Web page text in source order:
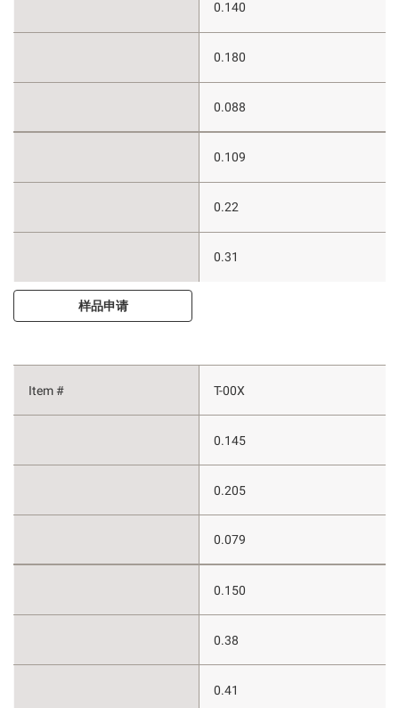
0.140
0.180
0.088
0.109
0.22
0.31
样品申请
T-00X
0.145
0.205
0.079
0.150
0.38
0.41